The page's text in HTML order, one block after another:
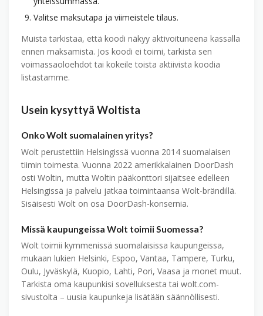
Valitse maksutapa ja viimeistele tilaus.
Muista tarkistaa, että koodi näkyy aktivoituneena kassalla
ennen maksamista. Jos koodi ei toimi, tarkista sen
voimassaoloehdot tai kokeile toista aktiivista koodia
listastamme.
Usein kysyttyä Woltista
Onko Wolt suomalainen yritys?
Wolt perustettiin Helsingissä vuonna 2014 suomalaisen
tiimin toimesta. Vuonna 2022 amerikkalainen DoorDash
osti Woltin, mutta Woltin pääkonttori sijaitsee edelleen
Helsingissä ja palvelu jatkaa toimintaansa Wolt-brändillä.
Sisäisesti Wolt on osa DoorDash-konsernia.
Missä kaupungeissa Wolt toimii Suomessa?
Wolt toimii kymmenissä suomalaisissa kaupungeissa,
mukaan lukien Helsinki, Espoo, Vantaa, Tampere, Turku,
Oulu, Jyväskylä, Kuopio, Lahti, Pori, Vaasa ja monet muut.
Tarkista oma kaupunkisi sovelluksesta tai wolt.com-
sivustolta – uusia kaupunkeja lisätään säännöllisesti.